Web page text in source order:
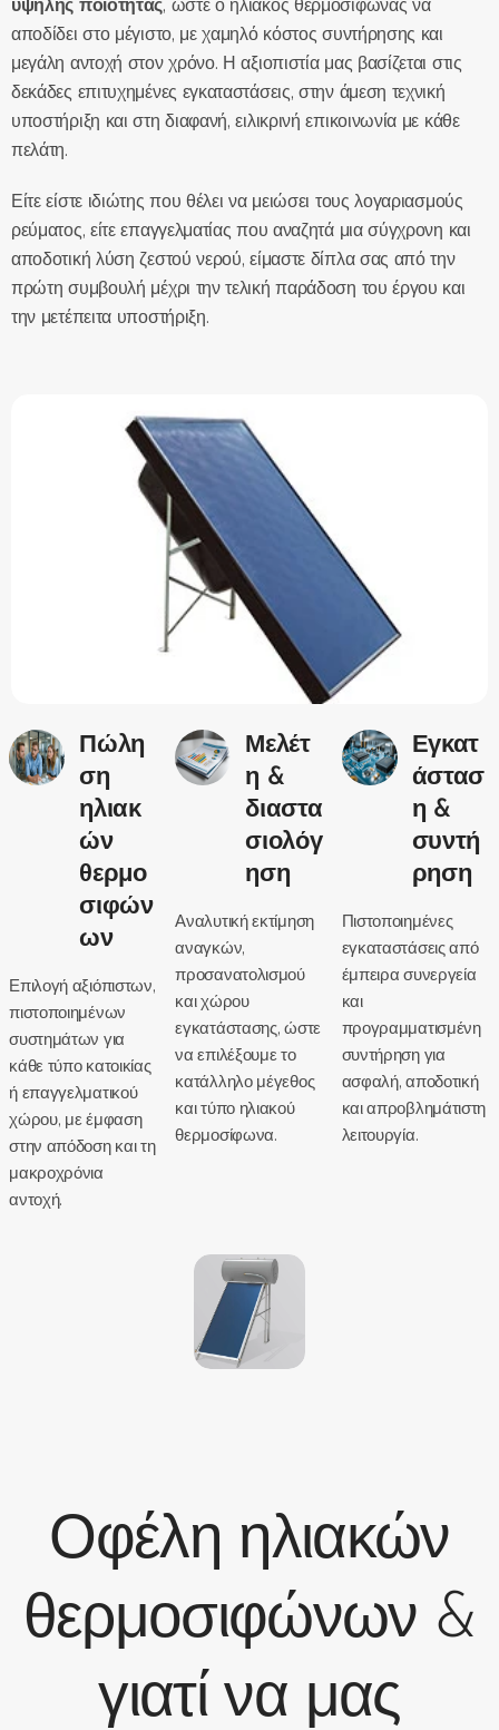
υψηλής ποιότητας, ώστε ο ηλιακός θερμοσίφωνας να
αποδίδει στο μέγιστο, με χαμηλό κόστος συντήρησης και
μεγάλη αντοχή στον χρόνο. Η αξιοπιστία μας βασίζεται στις
δεκάδες επιτυχημένες εγκαταστάσεις, στην άμεση τεχνική
υποστήριξη και στη διαφανή, ειλικρινή επικοινωνία με κάθε
πελάτη.
Είτε είστε ιδιώτης που θέλει να μειώσει τους λογαριασμούς
ρεύματος, είτε επαγγελματίας που αναζητά μια σύγχρονη και
αποδοτική λύση ζεστού νερού, είμαστε δίπλα σας από την
πρώτη συμβουλή μέχρι την τελική παράδοση του έργου και
την μετέπειτα υποστήριξη.
Πώλη
ση
ηλιακ
ών
θερμο
σιφών
ων
Επιλογή αξιόπιστων,
πιστοποιημένων
συστημάτων για
κάθε τύπο κατοικίας
ή επαγγελματικού
χώρου, με έμφαση
στην απόδοση και τη
μακροχρόνια
αντοχή.
Μελέτ
η &
διαστα
σιολόγ
ηση
Αναλυτική εκτίμηση
αναγκών,
προσανατολισμού
και χώρου
εγκατάστασης, ώστε
να επιλέξουμε το
κατάλληλο μέγεθος
και τύπο ηλιακού
θερμοσίφωνα.
Εγκατ
άστασ
η &
συντή
ρηση
Πιστοποιημένες
εγκαταστάσεις από
έμπειρα συνεργεία
και
προγραμματισμένη
συντήρηση για
ασφαλή, αποδοτική
και απροβλημάτιστη
λειτουργία.
Οφέλη ηλιακών
θερμοσιφώνων &
γιατί να μας